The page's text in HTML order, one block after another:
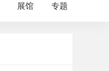
展馆 专题